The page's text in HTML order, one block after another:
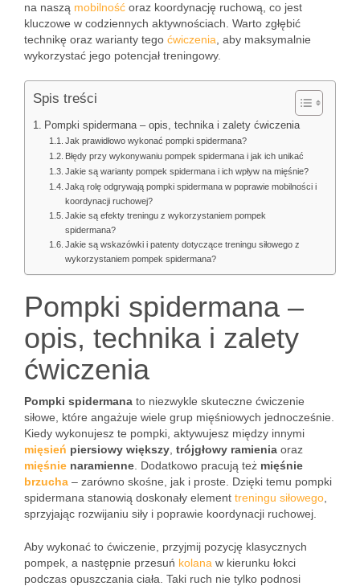
na naszą mobilność oraz koordynację ruchową, co jest
kluczowe w codziennych aktywnościach. Warto zgłębić
technikę oraz warianty tego ćwiczenia , aby maksymalnie
wykorzystać jego potencjał treningowy.
Spis treści
Pompki spidermana – opis, technika i zalety ćwiczenia
Jak prawidłowo wykonać pompki spidermana?
Błędy przy wykonywaniu pompek spidermana i jak ich unikać
Jakie są warianty pompek spidermana i ich wpływ na mięśnie?
Jaką rolę odgrywają pompki spidermana w poprawie mobilności i
koordynacji ruchowej?
Jakie są efekty treningu z wykorzystaniem pompek
spidermana?
Jakie są wskazówki i patenty dotyczące treningu siłowego z
wykorzystaniem pompek spidermana?
Pompki spidermana –
opis, technika i zalety
ćwiczenia
Pompki spidermana to niezwykle skuteczne ćwiczenie
siłowe, które angażuje wiele grup mięśniowych jednocześnie.
Kiedy wykonujesz te pompki, aktywujesz między innymi
mięsień piersiowy większy trójgłowy ramienia oraz
mięśnie naramienne . Dodatkowo pracują też mięśnie
brzucha – zarówno skośne, jak i proste. Dzięki temu pompki
spidermana stanowią doskonały element treningu siłowego
sprzyjając rozwijaniu siły i poprawie koordynacji ruchowej.
Aby wykonać to ćwiczenie, przyjmij pozycję klasycznych
pompek, a następnie przesuń kolana w kierunku łokci
podczas opuszczania ciała. Taki ruch nie tylko podnosi